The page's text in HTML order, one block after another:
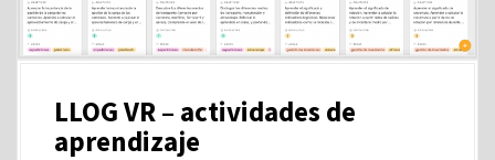
LLOG VR – actividades de
aprendizaje